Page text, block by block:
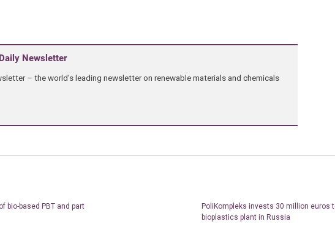
Newsletter
– the world's leading newsletter on renewable materials and chemicals
bio-based PBT and part
PoliKompleks invests 30 million euros
bioplastics plant in Russia